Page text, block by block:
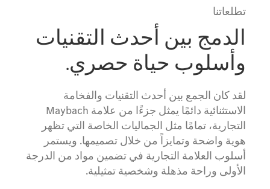
تطلعاتنا
الدمج بين أحدث التقنيات
وأسلوب حياة حصري.
لقد كان الجمع بين أحدث التقنيات والفخامة
الاستثنائية دائمًا يمثل جزءًا من علامة Maybach
التجارية، تمامًا مثل الجماليات الخاصة التي تظهر
هوية واضحة وتمايزاً من خلال تصميمها. ويستمر
أسلوب العلامة التجارية في تضمين مواد من الدرجة
الأولى وراحة مذهلة وشخصية تمثيلية.